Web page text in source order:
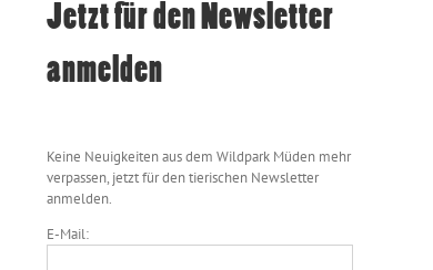
Jetzt für den Newsletter
anmelden
Keine Neuigkeiten aus dem Wildpark Müden mehr
verpassen, jetzt für den tierischen Newsletter
anmelden.
E-Mail: